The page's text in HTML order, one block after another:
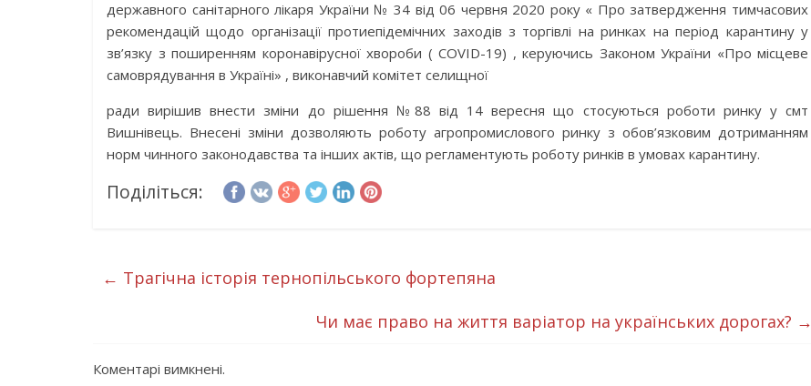
державного санітарного лікаря України № 34 від 06 червня 2020 року « Про затвердження тимчасових
рекомендацій щодо організації протиепідемічних заходів з торгівлі на ринках на період карантину у
зв’язку з поширенням коронавірусної хвороби ( COVІD-19) , керуючись Законом України «Про місцеве
самоврядування в Україні» , виконавчий комітет селищної
ради вирішив внести зміни до рішення №88 від 14 вересня що стосуються роботи ринку у смт
Вишнівець. Внесені зміни дозволяють роботу агропромислового ринку з обов’язковим дотриманням
норм чинного законодавства та інших актів, що регламентують роботу ринків в умовах карантину.
Поділіться:
← Трагічна історія тернопільського фортепяна
Чи має право на життя варіатор на українських дорогах? →
Коментарі вимкнені.